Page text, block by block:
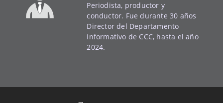
Periodista, productor y
conductor. Fue durante 30 años
Director del Departamento
Informativo de CCC, hasta el año
2024.